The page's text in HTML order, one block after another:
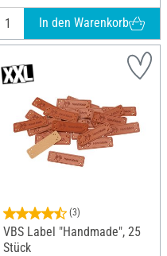
In den Warenkorb
(3)
VBS Label "Handmade", 25
Stück